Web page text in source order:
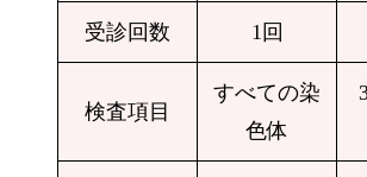
受診回数 1回
検査項目
すべての染
色体